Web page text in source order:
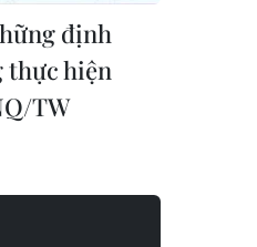
định
thực hiện
TW